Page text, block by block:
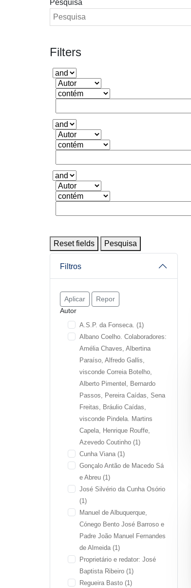
Pesquisa
Filters
Reset fields Pesquisa
Filtros
Aplicar
Repor
Autor
A.S.P. da Fonseca. (1)
Albano Coelho. Colaboradores:
Amélia Chaves, Albertina
Paraíso, Alfredo Gallis,
visconde Correia Botelho,
Alberto Pimentel, Bernardo
Passos, Pereira Caídas, Sena
Freitas, Bráulio Caídas,
visconde Pindela. Martins
Capela, Henrique Rouffe,
Azevedo Coutinho (1)
Cunha Viana (1)
Gonçalo Antão de Macedo Sá
e Abreu (1)
José Silvério da Cunha Osório
(1)
Manuel de Albuquerque,
Cónego Bento José Barroso e
Padre João Manuel Fernandes
de Almeida (1)
Proprietário e redator: José
Baptista Ribeiro (1)
Regueira Basto (1)